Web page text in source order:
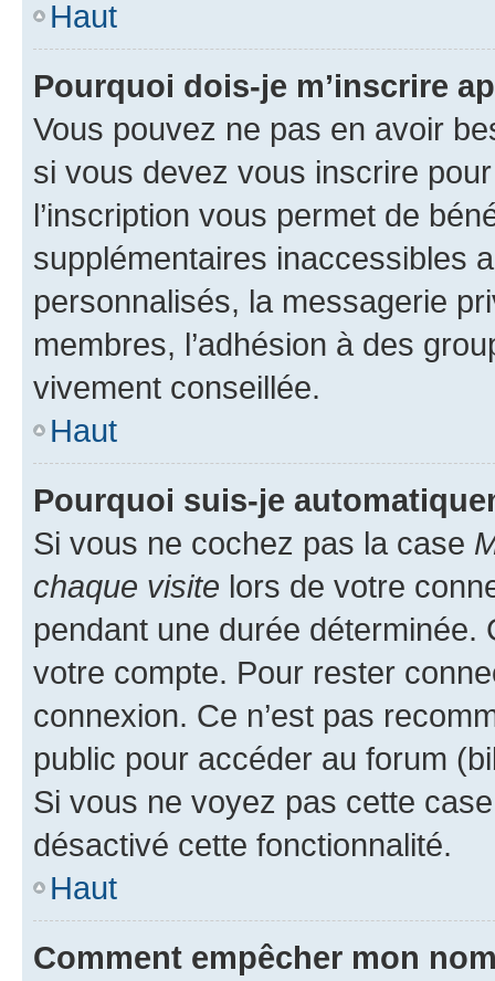
Haut
Pourquoi dois-je m’inscrire
Vous pouvez ne pas en avoir
si vous devez vous inscrire
l’inscription vous permet de
supplémentaires inaccessibles
personnalisés, la messagerie
membres, l’adhésion à des
vivement conseillée.
Haut
Pourquoi suis-je
Si vous ne cochez pas la case
chaque visite lors de votre
pendant une durée déterminée.
votre compte. Pour rester
connexion. Ce n’est pas
public pour accéder au forum
Si vous ne voyez pas cette
désactivé cette fonctionnalité.
Haut
Comment empêcher mon